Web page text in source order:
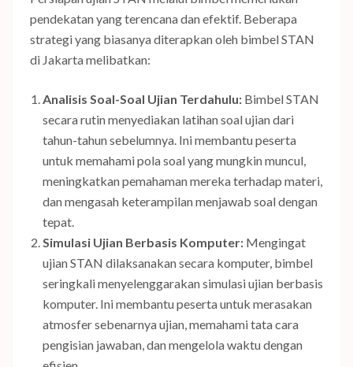
pendekatan yang terencana dan efektif. Beberapa
strategi yang biasanya diterapkan oleh bimbel STAN
di Jakarta melibatkan:
Analisis Soal-Soal Ujian Terdahulu: Bimbel STAN
secara rutin menyediakan latihan soal ujian dari
tahun-tahun sebelumnya. Ini membantu peserta
untuk memahami pola soal yang mungkin muncul,
meningkatkan pemahaman mereka terhadap materi,
dan mengasah keterampilan menjawab soal dengan
tepat.
Simulasi Ujian Berbasis Komputer: Mengingat
ujian STAN dilaksanakan secara komputer, bimbel
seringkali menyelenggarakan simulasi ujian berbasis
komputer. Ini membantu peserta untuk merasakan
atmosfer sebenarnya ujian, memahami tata cara
pengisian jawaban, dan mengelola waktu dengan